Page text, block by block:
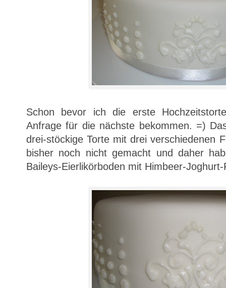
Schon bevor ich die erste
Anfrage für die nächste bekommen. =)
drei-stöckige Torte mit drei verschiedenen
bisher noch nicht gemacht und daher
Baileys-Eierlikörboden mit Himbeer-